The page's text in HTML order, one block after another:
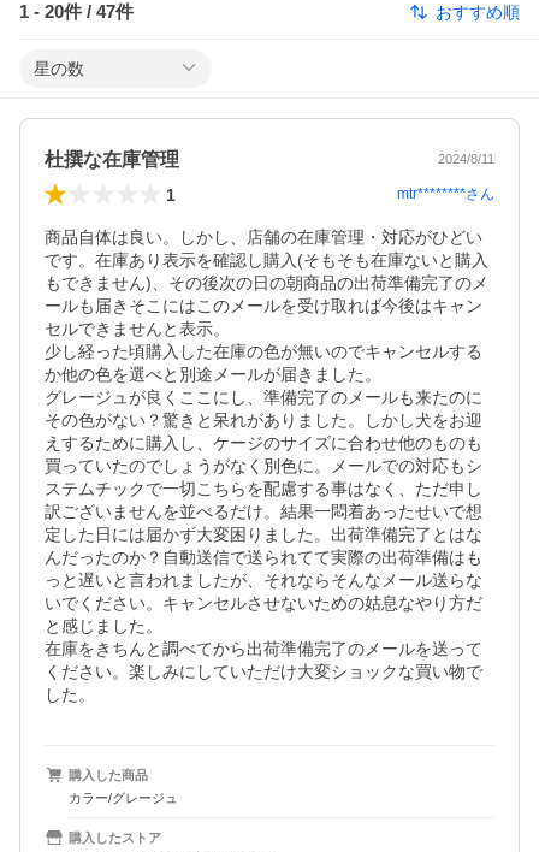
1 - 20件 / 47件 おすすめ順
星の数
杜撰な在庫管理 2024/8/11
1 mtr********さん
商品自体は良い。しかし、店舗の在庫管理・対応がひどい
です。在庫あり表示を確認し購入(そもそも在庫ないと購入
もできません)、その後次の日の朝商品の出荷準備完了のメ
ールも届きそこにはこのメールを受け取れば今後はキャン
セルできませんと表示。
少し経った頃購入した在庫の色が無いのでキャンセルする
か他の色を選べと別途メールが届きました。
グレージュが良くここにし、準備完了のメールも来たのに
その色がない？驚きと呆れがありました。しかし犬をお迎
えするために購入し、ケージのサイズに合わせ他のものも
買っていたのでしょうがなく別色に。メールでの対応もシ
ステムチックで一切こちらを配慮する事はなく、ただ申し
訳ございませんを並べるだけ。結果一悶着あったせいで想
定した日には届かず大変困りました。出荷準備完了とはな
んだったのか？自動送信で送られてて実際の出荷準備はも
っと遅いと言われましたが、それならそんなメール送らな
いでください。キャンセルさせないための姑息なやり方だ
と感じました。
在庫をきちんと調べてから出荷準備完了のメールを送って
ください。楽しみにしていただけ大変ショックな買い物で
した。
購入した商品
カラー/グレージュ
購入したストア